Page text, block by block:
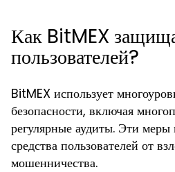
Как BitMEX
пользователей?
BitMEX использует
безопасности, включая
регулярные аудиты. Эти
средства пользователей от
мошенничества.